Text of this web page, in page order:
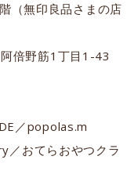
（無印良品さまの店
倍野筋1丁目1-43
／popolas.m
おてらおやつクラ